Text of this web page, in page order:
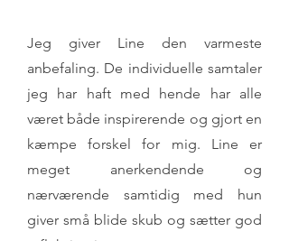
Jeg giver Line den varmeste
anbefaling. De individuelle samtaler
jeg har haft med hende har alle
været både inspirerende og gjort en
kæmpe forskel for mig. Line er
meget anerkendende og
nærværende samtidig med hun
giver små blide skub og sætter god